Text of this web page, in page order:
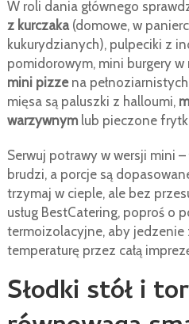
W roli dania głównego
z kurczaka(domowe, w
kukurydzianych), pulpeciki z
pomidorowym, mini burgery w
mini pizzena
mięsa są paluszki z halloumi,
warzywnymlub pieczone
Serwuj potrawy w wersji mini –
brudzi, a porcje są
trzymaj w cieple, ale bez
usług BestCatering, poproś o
termoizolacyjne, aby jedzenie
temperaturę przez całą
Słodki stół i